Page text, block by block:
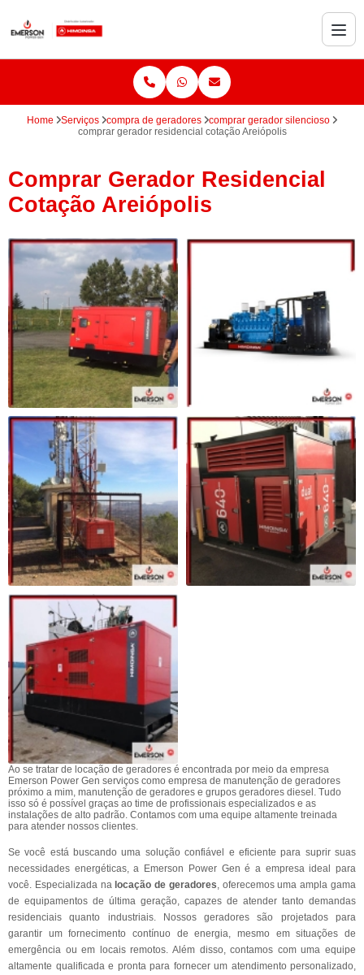
Home Serviços compra de geradores
comprar gerador silencioso
comprar gerador residencial cotação Areiópolis
Comprar Gerador Residencial
Cotação Areiópolis
Ao se tratar de locação de geradores é encontrada por meio da empresa
Emerson Power Gen serviços como empresa de manutenção de geradores
próximo a mim, manutenção de geradores e grupos geradores diesel. Tudo
isso só é possível graças ao time de profissionais especializados e as
instalações de alto padrão. Contamos com uma equipe altamente treinada
para atender nossos clientes.
Se você está buscando uma solução confiável e eficiente para suprir suas
necessidades energéticas, a Emerson Power Gen é a empresa ideal para
você. Especializada na locação de geradores, oferecemos uma ampla gama
de equipamentos de última geração, capazes de atender tanto demandas
residenciais quanto industriais. Nossos geradores são projetados para
garantir um fornecimento contínuo de energia, mesmo em situações de
emergência ou em locais remotos. Além disso, contamos com uma equipe
altamente qualificada e pronta para fornecer um atendimento personalizado,